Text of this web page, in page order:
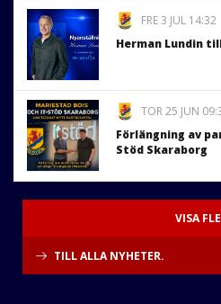
FRE 3 JUL 14:32
Herman Lundin
TOR 25 JUN
Förlängning av
Stöd Skaraborg
VISA
TILL ALLA NYHETER.